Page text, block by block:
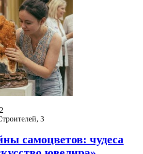
3
самоцветов: чудеса